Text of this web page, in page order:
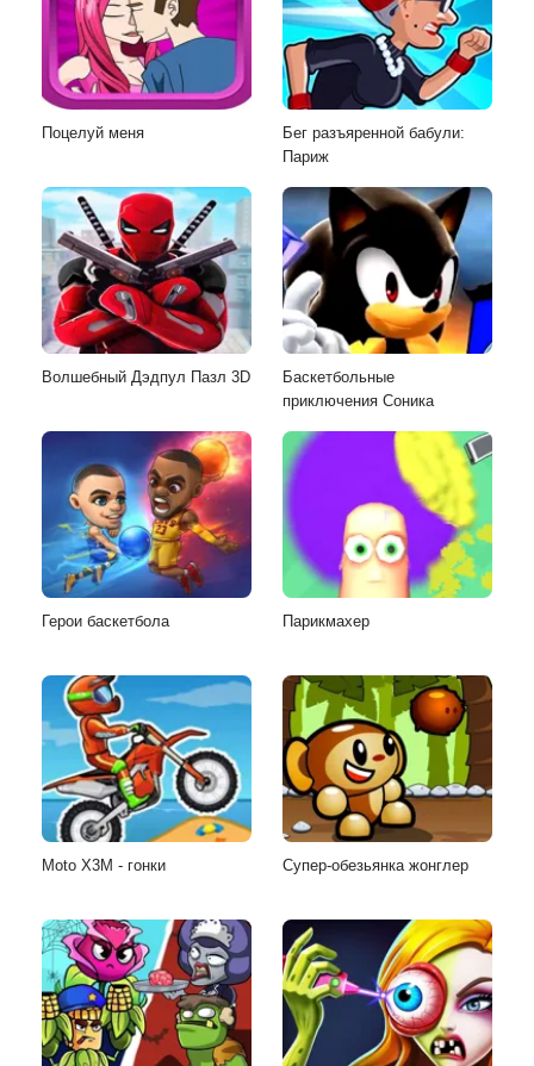
Поцелуй меня
Бег разъяренной бабули:
Париж
Волшебный Дэдпул Пазл 3D
Баскетбольные
приключения Соника
Герои баскетбола Парикмахер
Moto X3M - гонки Супер-обезьянка жонглер